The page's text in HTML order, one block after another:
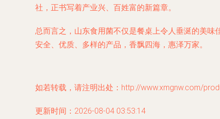
社，正书写着产业兴、百姓富的新篇章。
总而言之，山东食用菌不仅是餐桌上令人垂涎的美
安全、优质、多样的产品，香飘四海，惠泽万家。
如若转载，请注明出处：http://www.xmgnw.com/
更新时间：2026-08-04 03:53:14